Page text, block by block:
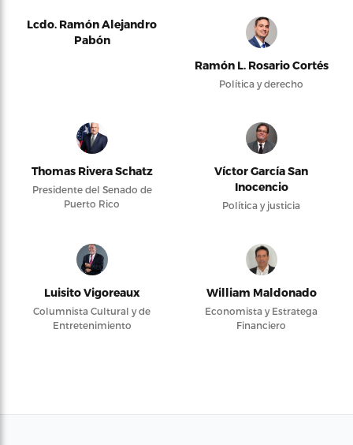
Lcdo. Ramón Alejandro
Pabón
Ramón L. Rosario Cortés
Política y derecho
Thomas Rivera Schatz
Presidente del Senado de
Puerto Rico
Víctor García San
Inocencio
Política y justicia
Luisito Vigoreaux
Columnista Cultural y de
Entretenimiento
William Maldonado
Economista y Estratega
Financiero